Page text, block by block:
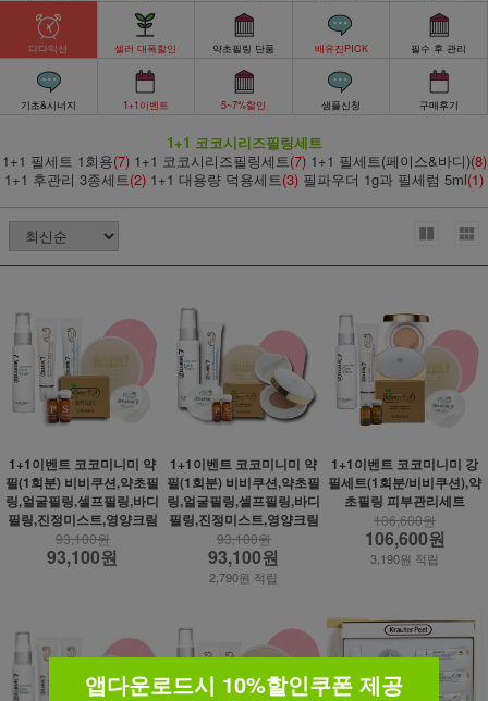
다다익선 셀러 대폭할인 약초필링 단품 배유진PICK 필수 후 관리
기초&시너지 1+1이벤트 5~7%할인 샘플신청 구매후기
1+1 코코시리즈필링세트
1+1 필세트 1회용(7) 1+1 코코시리즈필링세트(7) 1+1 필세트(페이스&바디)(8)
1+1 후관리 3종세트(2) 1+1 대용량 덕용세트(3) 필파우더 1g과 필세럼 5ml(1)
1+1이벤트 코코미니미 약
필(1회분) 비비쿠션,약초필
링,얼굴필링,셀프필링,바디
필링,진정미스트,영양크림
93,100원
93,100원
1+1이벤트 코코미니미 약
필(1회분) 비비쿠션,약초필
링,얼굴필링,셀프필링,바디
필링,진정미스트,영양크림
93,100원
93,100원
2,790원 적립
1+1이벤트 코코미니미 강
필세트(1회분/비비쿠션),약
초필링 피부관리세트
106,600원
106,600원
3,190원 적립
앱다운로드시 10%할인쿠폰 제공